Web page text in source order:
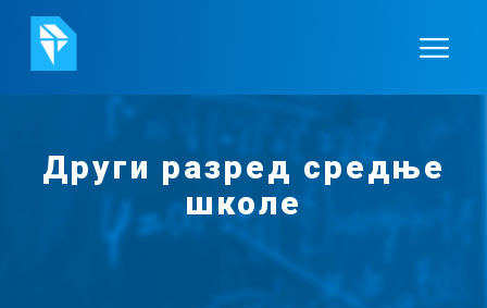
Други разред средње
школе